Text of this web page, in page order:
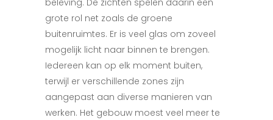
beleving. De zichten spelen daarin een
grote rol net zoals de groene
buitenruimtes. Er is veel glas om zoveel
mogelijk licht naar binnen te brengen.
Iedereen kan op elk moment buiten,
terwijl er verschillende zones zijn
aangepast aan diverse manieren van
werken. Het gebouw moest veel meer te